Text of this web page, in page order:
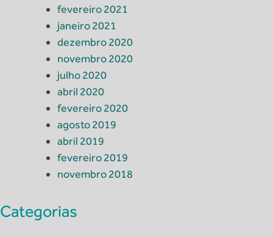
fevereiro 2021
janeiro 2021
dezembro 2020
novembro 2020
julho 2020
abril 2020
fevereiro 2020
agosto 2019
abril 2019
fevereiro 2019
novembro 2018
Categorias